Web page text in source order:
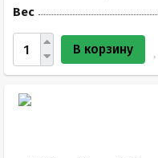
Вес
В корзину